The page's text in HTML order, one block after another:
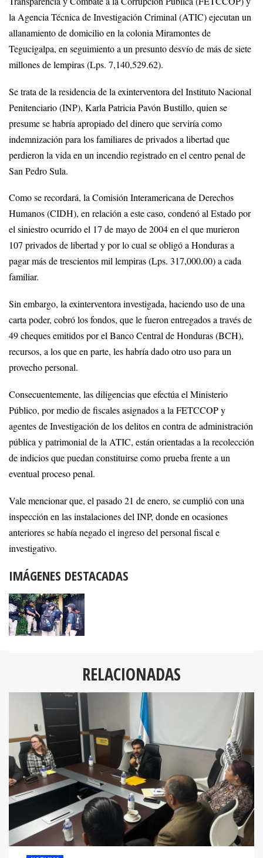
la Agencia Técnica de Investigación Criminal (ATIC) ejecutan un
allanamiento de domicilio en la colonia Miramontes de
Tegucigalpa, en seguimiento a un presunto desvío de más de siete
millones de lempiras (Lps. 7,140,529.62).
Se trata de la residencia de la exinterventora del Instituto Nacional
Penitenciario (INP), Karla Patricia Pavón Bustillo, quien se
presume se habría apropiado del dinero que serviría como
indemnización para los familiares de privados a libertad que
perdieron la vida en un incendio registrado en el centro penal de
San Pedro Sula.
Como se recordará, la Comisión Interamericana de Derechos
Humanos (CIDH), en relación a este caso, condenó al Estado por
el siniestro ocurrido el 17 de mayo de 2004 en el que murieron
107 privados de libertad y por lo cual se obligó a Honduras a
pagar más de trescientos mil lempiras (Lps. 317,000.00) a cada
familiar.
Sin embargo, la exinterventora investigada, haciendo uso de una
carta poder, cobró los fondos, que le fueron entregados a través de
49 cheques emitidos por el Banco Central de Honduras (BCH),
recursos, a los que en parte, les habría dado otro uso para un
provecho personal.
Consecuentemente, las diligencias que efectúa el Ministerio
Público, por medio de fiscales asignados a la FETCCOP y
agentes de Investigación de los delitos en contra de administración
pública y patrimonial de la ATIC, están orientadas a la recolección
de indicios que puedan constituirse como prueba frente a un
eventual proceso penal.
Vale mencionar que, el pasado 21 de enero, se cumplió con una
inspección en las instalaciones del INP, donde en ocasiones
anteriores se había negado el ingreso del personal fiscal e
investigativo.
IMÁGENES DESTACADAS
RELACIONADAS